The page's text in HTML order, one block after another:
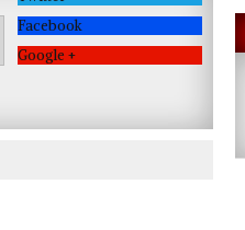
Facebook
Google +